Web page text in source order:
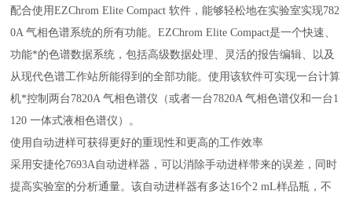
配合使用EZChrom Elite Compact 软件，能够轻松地在实验室实现782
0A 气相色谱系统的所有功能。EZChrom Elite Compact是一个快速、
功能*的色谱数据系统，包括高级数据处理、灵活的报告编辑、以及
从现代色谱工作站所能得到的全部功能。使用该软件可实现一台计算
机*控制两台7820A 气相色谱仪（或者一台7820A 气相色谱仪和一台1
120 一体式液相色谱仪）。
使用自动进样可获得更好的重现性和更高的工作效率
采用安捷伦7693A自动进样器，可以消除手动进样带来的误差，同时
提高实验室的分析通量。该自动进样器有多达16个2 mL样品瓶，不